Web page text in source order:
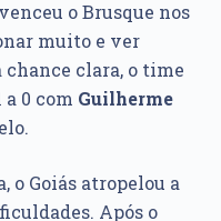
o Brusque nos
muito e ver
chance clara, o time
0 com Guilherme
o Goiás atropelou a
Após o